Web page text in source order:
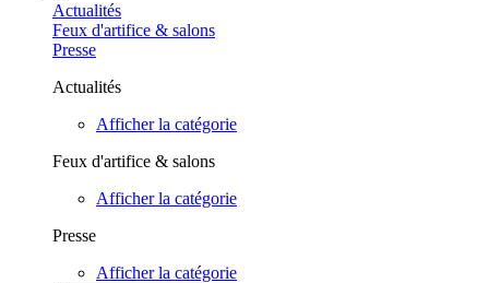
Actualités
Feux d'artifice & salons
Presse
Actualités
Afficher la catégorie
Feux d'artifice & salons
Afficher la catégorie
Presse
Afficher la catégorie